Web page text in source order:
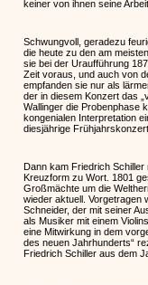
keiner von ihnen seine
Schwungvoll, geradezu
die heute zu den am
sie bei der Uraufführung
Zeit voraus, und auch von
empfanden sie nur als
der in diesem Konzert das
Wallinger die Probenphase
kongenialen Interpretation
diesjährige Frühjahrskonzert.
Dann kam Friedrich
Kreuzform zu Wort. 1801
Großmächte um die
wieder aktuell. Vorgetragen
Schneider, der mit seiner
als Musiker mit einem
eine Mitwirkung in dem
des neuen Jahrhunderts“
Friedrich Schiller aus dem